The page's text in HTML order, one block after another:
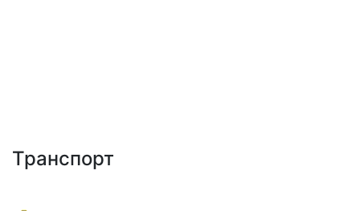
Транспорт